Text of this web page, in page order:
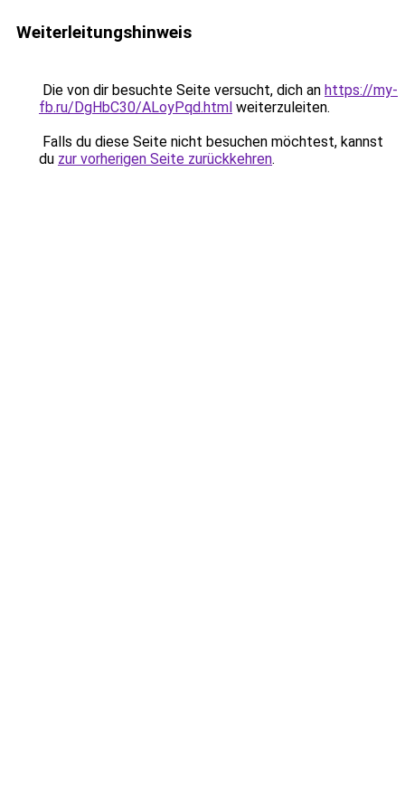
Weiterleitungshinweis
Die von dir besuchte Seite versucht, dich an https://my-
fb.ru/DgHbC30/ALoyPqd.html weiterzuleiten.
Falls du diese Seite nicht besuchen möchtest, kannst
du zur vorherigen Seite zurückkehren.